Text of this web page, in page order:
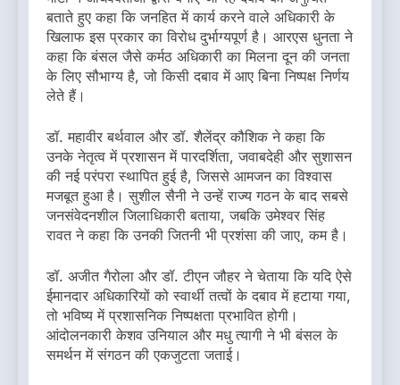
बताते हुए कहा कि जनहित में कार्य करने वाले अधिकारी के
खिलाफ इस प्रकार का विरोध दुर्भाग्यपूर्ण है। आरएस धुनता ने
कहा कि बंसल जैसे कर्मठ अधिकारी का मिलना दून की जनता
के लिए सौभाग्य है, जो किसी दबाव में आए बिना निष्पक्ष निर्णय
लेते हैं।
डॉ. महावीर बर्थवाल और डॉ. शैलेंद्र कौशिक ने कहा कि
उनके नेतृत्व में प्रशासन में पारदर्शिता, जवाबदेही और सुशासन
की नई परंपरा स्थापित हुई है, जिससे आमजन का विश्वास
मजबूत हुआ है। सुशील सैनी ने उन्हें राज्य गठन के बाद सबसे
जनसंवेदनशील जिलाधिकारी बताया, जबकि उमेश्वर सिंह
रावत ने कहा कि उनकी जितनी भी प्रशंसा की जाए, कम है।
डॉ. अजीत गैरोला और डॉ. टीएन जौहर ने चेताया कि यदि ऐसे
ईमानदार अधिकारियों को स्वार्थी तत्वों के दबाव में हटाया गया,
तो भविष्य में प्रशासनिक निष्पक्षता प्रभावित होगी।
आंदोलनकारी केशव उनियाल और मधु त्यागी ने भी बंसल के
समर्थन में संगठन की एकजुटता जताई।